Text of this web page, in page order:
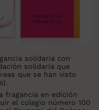
solidaria con
solidaria que
que se han visto
fragancia en edición
el colegio número 100